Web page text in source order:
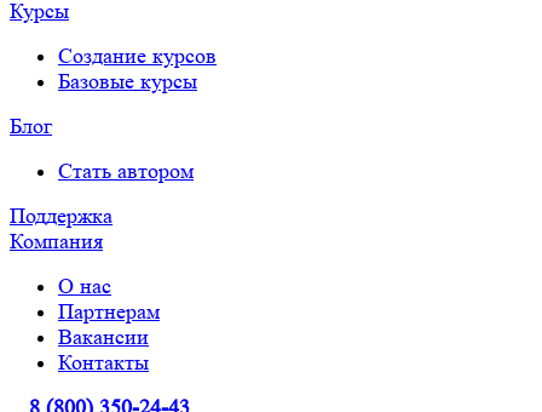
Курсы
Создание курсов
Базовые курсы
Блог
Стать автором
Поддержка
Компания
О нас
Партнерам
Вакансии
Контакты
8 (800) 350-24-43